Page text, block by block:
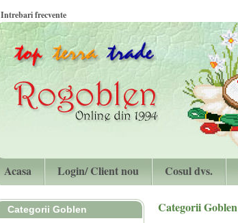
Intrebari frecvente
Acasa Login/ Client nou Cosul dvs.
Categorii Goblen Categorii Goblen